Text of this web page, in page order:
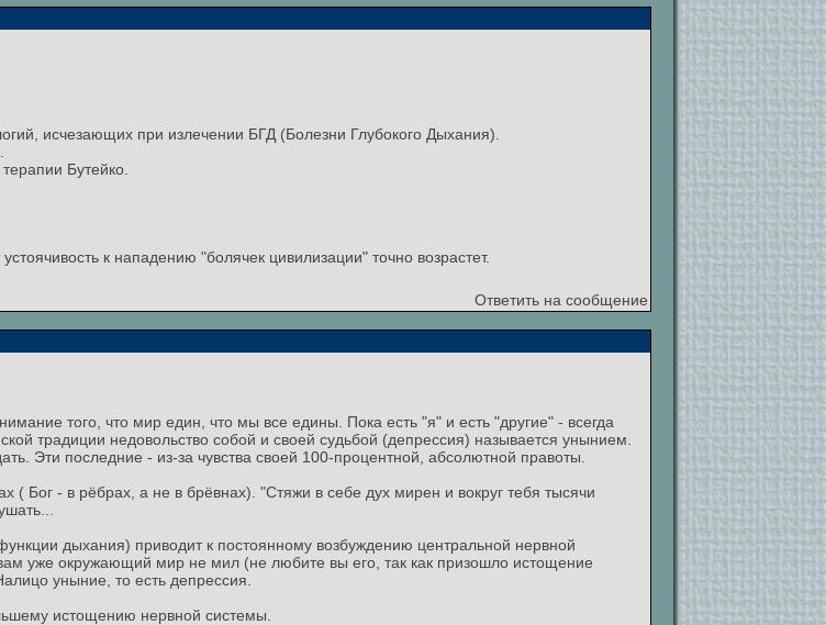
исчезающих при излечении БГД (Болезни Глубокого Дыхания).
Бутейко.
к нападению "болячек цивилизации" точно возрастет.
Ответить на сообщение
того, что мир един, что мы все едины. Пока есть "я" и есть "другие" - всегда
традиции недовольство собой и своей судьбой (депрессия) называется унынием.
Эти последние - из-за чувства своей 100-процентной, абсолютной правоты.
( Бог - в рёбрах, а не в брёвнах). "Стяжи в себе дух мирен и вокруг тебя тысячи
дыхания) приводит к постоянному возбуждению центральной нервной
уже окружающий мир не мил (не любите вы его, так как призошло истощение
уныние, то есть депрессия.
истощению нервной системы.